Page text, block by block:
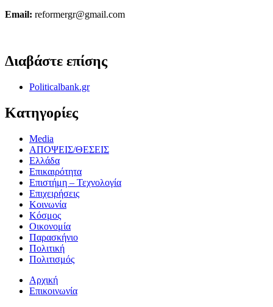
Email: reformergr@gmail.com
Διαβάστε επίσης
Politicalbank.gr
Κατηγορίες
Media
ΑΠΟΨΕΙΣ/ΘΕΣΕΙΣ
Ελλάδα
Επικαιρότητα
Επιστήμη – Τεχνολογία
Επιχειρήσεις
Κοινωνία
Κόσμος
Οικονομία
Παρασκήνιο
Πολιτική
Πολιτισμός
Αρχική
Επικοινωνία